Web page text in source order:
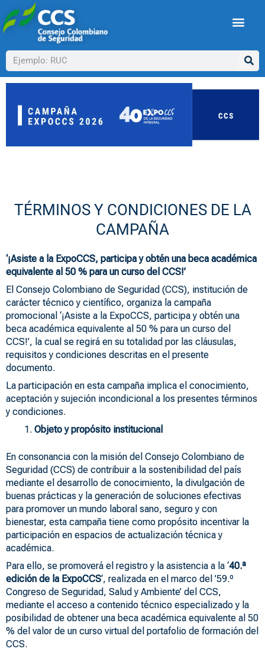
al
contenido
Buscar
TÉRMINOS Y CONDICIONES DE LA
CAMPAÑA
‘¡Asiste a la ExpoCCS, participa y obtén una beca académica
equivalente al 50 % para un curso del CCS!’
El Consejo Colombiano de Seguridad (CCS), institución de
carácter técnico y científico, organiza la campaña
promocional ‘¡Asiste a la ExpoCCS, participa y obtén una
beca académica equivalente al 50 % para un curso del
CCS!’, la cual se regirá en su totalidad por las cláusulas,
requisitos y condiciones descritas en el presente
documento.
La participación en esta campaña implica el conocimiento,
aceptación y sujeción incondicional a los presentes términos
y condiciones.
Objeto y propósito institucional
En consonancia con la misión del Consejo Colombiano de
Seguridad (CCS) de contribuir a la sostenibilidad del país
mediante el desarrollo de conocimiento, la divulgación de
buenas prácticas y la generación de soluciones efectivas
para promover un mundo laboral sano, seguro y con
bienestar, esta campaña tiene como propósito incentivar la
participación en espacios de actualización técnica y
académica.
Para ello, se promoverá el registro y la asistencia a la ‘40.ª
edición de la ExpoCCS‘, realizada en el marco del ’59.º
Congreso de Seguridad, Salud y Ambiente’ del CCS,
mediante el acceso a contenido técnico especializado y la
posibilidad de obtener una beca académica equivalente al 50
% del valor de un curso virtual del portafolio de formación del
CCS.